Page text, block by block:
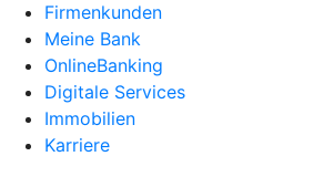
Firmenkunden
Meine Bank
OnlineBanking
Digitale Services
Immobilien
Karriere